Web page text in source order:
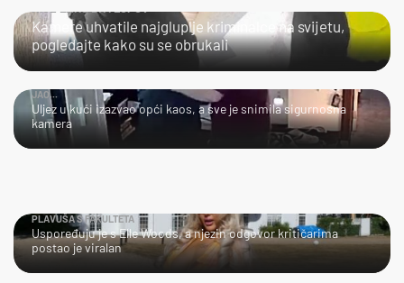
NIJE LAKO BITI LOPOV
Kamere uhvatile najgluplje kriminalce na svijetu,
pogledajte kako su se obrukali
JAO...
Uljez u kući izazvao opći kaos, a sve je snimila sigurnosna
kamera
PLAVUŠA S FAKULTETA
Uspoređuju je s Elle Woods, a njezin odgovor kritičarima
postao je viralan